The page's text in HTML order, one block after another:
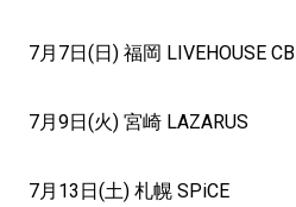
7月7日(日) 福岡 LIVEHOUSE CB
7月9日(火) 宮崎 LAZARUS
7月13日(土) 札幌 SPiCE